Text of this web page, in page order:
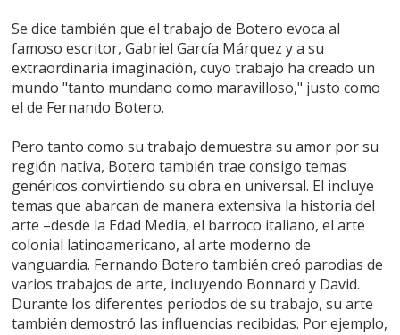
Se dice también que el trabajo de Botero evoca al
famoso escritor, Gabriel García Márquez y a su
extraordinaria imaginación, cuyo trabajo ha creado un
mundo "tanto mundano como maravilloso," justo como
el de Fernando Botero.
Pero tanto como su trabajo demuestra su amor por su
región nativa, Botero también trae consigo temas
genéricos convirtiendo su obra en universal. El incluye
temas que abarcan de manera extensiva la historia del
arte –desde la Edad Media, el barroco italiano, el arte
colonial latinoamericano, al arte moderno de
vanguardia. Fernando Botero también creó parodias de
varios trabajos de arte, incluyendo Bonnard y David.
Durante los diferentes periodos de su trabajo, su arte
también demostró las influencias recibidas. Por ejemplo,